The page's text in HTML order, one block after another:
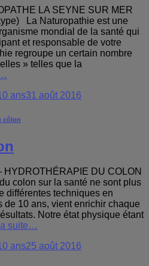
LA SEYNE SUR MER
La Naturopathie est une
mondial de la santé qui
et responsable de votre
regroupe un certain nombre
» telles que la
ans31 août 2016
côlon
HYDROTHÉRAPIE DU COLON
colon sur la santé ne sont plus
différentes techniques en
de 10 ans, vient enrichir chaque
Notre état physique étant
suite…
ans25 août 2016